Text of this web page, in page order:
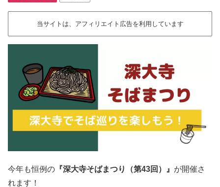
当サイトは、アフィリエイト広告を利用しています
今年も恒例の 『深大寺そばまつり（第43回）』 が開催さ
れます！